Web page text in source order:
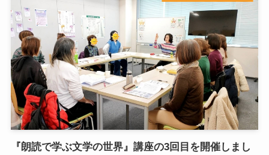
『朗読で学ぶ文学の世界』講座の3回目を開催しまし